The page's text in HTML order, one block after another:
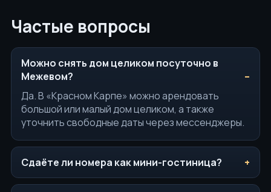
Частые вопросы
Можно снять дом целиком посуточно в
Межевом?
Да. В «Красном Карпе» можно арендовать
большой или малый дом целиком, а также
уточнить свободные даты через мессенджеры.
Сдаёте ли номера как мини-гостиница?